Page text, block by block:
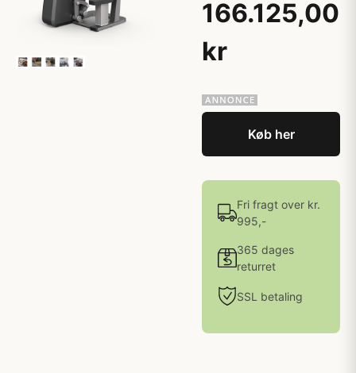
166.125,00
kr
Køb her
Fri fragt over kr.
995,-
365 dages
returret
SSL betaling